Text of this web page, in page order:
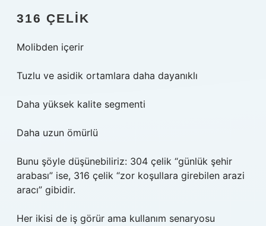
316 ÇELIK
Molibden içerir
Tuzlu ve asidik ortamlara daha dayanıklı
Daha yüksek kalite segmenti
Daha uzun ömürlü
Bunu şöyle düşünebiliriz: 304 çelik “günlük şehir
arabası” ise, 316 çelik “zor koşullara girebilen arazi
aracı” gibidir.
Her ikisi de iş görür ama kullanım senaryosu